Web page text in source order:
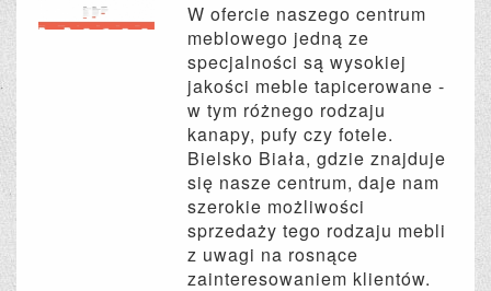
W ofercie naszego centrum
meblowego jedną ze
specjalności są wysokiej
jakości meble tapicerowane -
w tym różnego rodzaju
kanapy, pufy czy fotele.
Bielsko Biała, gdzie znajduje
się nasze centrum, daje nam
szerokie możliwości
sprzedaży tego rodzaju mebli
z uwagi na rosnące
zainteresowaniem klientów.